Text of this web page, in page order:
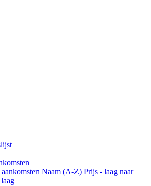
Naam (A-Z) Prijs - laag naar